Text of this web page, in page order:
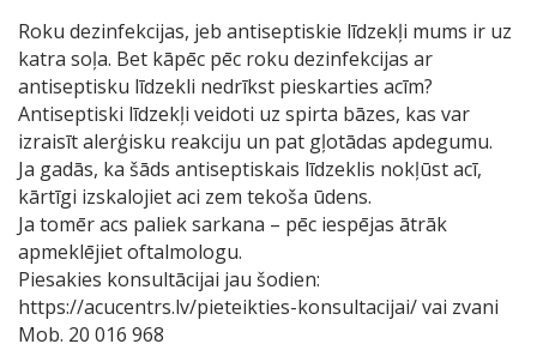
Roku dezinfekcijas, jeb antiseptiskie līdzekļi mums ir uz
katra soļa. Bet kāpēc pēc roku dezinfekcijas ar
antiseptisku līdzekli nedrīkst pieskarties acīm?
Antiseptiski līdzekļi veidoti uz spirta bāzes, kas var
izraisīt alerģisku reakciju un pat gļotādas apdegumu.
Ja gadās, ka šāds antiseptiskais līdzeklis nokļūst acī,
kārtīgi izskalojiet aci zem tekoša ūdens.
Ja tomēr acs paliek sarkana – pēc iespējas ātrāk
apmeklējiet oftalmologu.
Piesakies konsultācijai jau šodien:
https://acucentrs.lv/pieteikties-konsultacijai/vai zvani
Mob. 20 016 968